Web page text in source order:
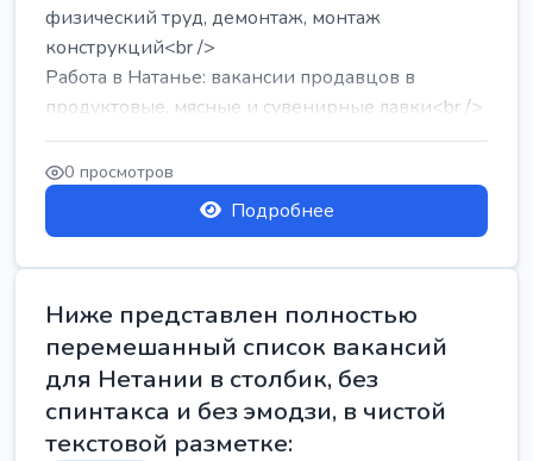
физический труд, демонтаж, монтаж
конструкций<br />
Работа в Натанье: вакансии продавцов в
продуктовые, мясные и сувенирные лавки<br />
Разнорабочий на сборку м...
0 просмотров
Подробнее
Ниже представлен полностью
перемешанный список вакансий
для Нетании в столбик, без
спинтакса и без эмодзи, в чистой
текстовой разметке: